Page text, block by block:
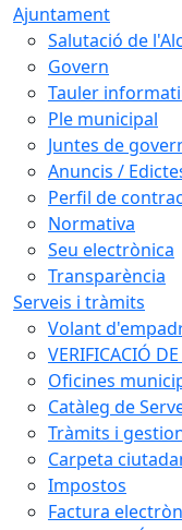
Ajuntament
Salutació de
Govern
Tauler
Ple municipal
Juntes de
Anuncis /
Perfil de
Normativa
Seu electrònica
Transparència
Serveis i tràmits
Volant
VERIFICACIÓ
Oficines
Catàleg de
Tràmits i
Carpeta
Impostos
Factura